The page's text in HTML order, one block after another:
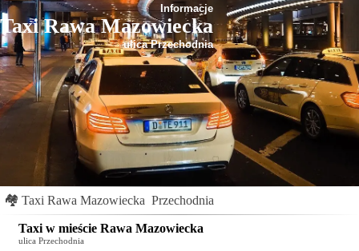
Informacje
Taxi Rawa Mazowiecka
ulica Przechodnia
🏘 Taxi Rawa Mazowiecka Przechodnia
Taxi w mieście Rawa Mazowiecka
ulica Przechodnia